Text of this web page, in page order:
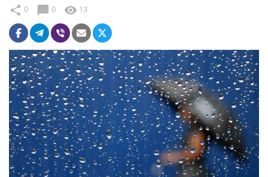
share 0 chat_bubble 0 visibility 13